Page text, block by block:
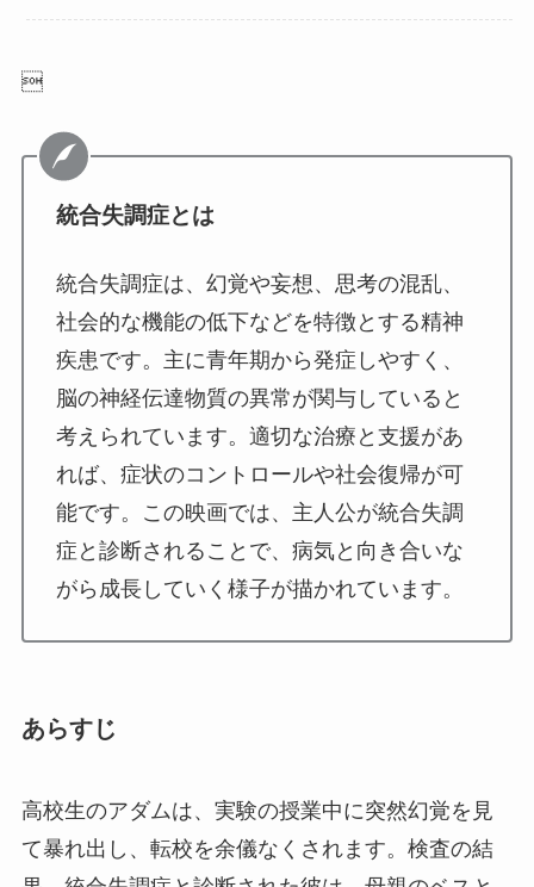

統合失調症とは
統合失調症は、幻覚や妄想、思考の混乱、
社会的な機能の低下などを特徴とする精神
疾患です。主に青年期から発症しやすく、
脳の神経伝達物質の異常が関与していると
考えられています。適切な治療と支援があ
れば、症状のコントロールや社会復帰が可
能です。この映画では、主人公が統合失調
症と診断されることで、病気と向き合いな
がら成長していく様子が描かれています。
あらすじ
高校生のアダムは、実験の授業中に突然幻覚を見
て暴れ出し、転校を余儀なくされます。検査の結